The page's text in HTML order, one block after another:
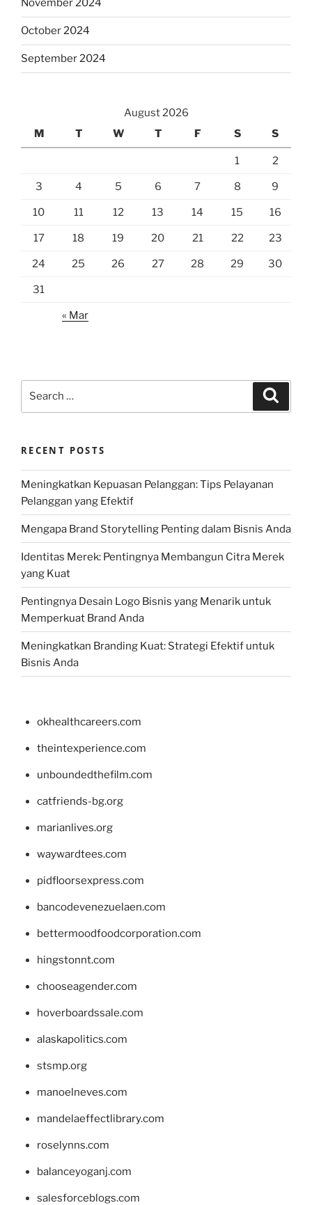
November 2024
October 2024
September 2024
August 2026
M
T W T F S S
1 2
3 4 5 6 7 8 9
10 11 12 13 14 15 16
17 18 19 20 21 22 23
24 25 26 27 28 29 30
31
« Mar
RECENT POSTS
Meningkatkan Kepuasan Pelanggan: Tips Pelayanan
Pelanggan yang Efektif
Mengapa Brand Storytelling Penting dalam Bisnis Anda
Identitas Merek: Pentingnya Membangun Citra Merek
yang Kuat
Pentingnya Desain Logo Bisnis yang Menarik untuk
Memperkuat Brand Anda
Meningkatkan Branding Kuat: Strategi Efektif untuk
Bisnis Anda
okhealthcareers.com
theintexperience.com
unboundedthefilm.com
catfriends-bg.org
marianlives.org
waywardtees.com
pidfloorsexpress.com
bancodevenezuelaen.com
bettermoodfoodcorporation.com
hingstonnt.com
chooseagender.com
hoverboardssale.com
alaskapolitics.com
stsmp.org
manoelneves.com
mandelaeffectlibrary.com
roselynns.com
balanceyoganj.com
salesforceblogs.com